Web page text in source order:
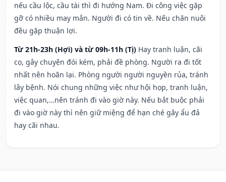
nếu cầu lộc, cầu tài thì đi hướng Nam. Đi công việc gặp
gỡ có nhiều may mắn. Người đi có tin về. Nếu chăn nuôi
đều gặp thuận lợi.
Từ 21h-23h (Hợi) và từ 09h-11h (Tị) Hay tranh luận, cãi
cọ, gây chuyện đói kém, phải đề phòng. Người ra đi tốt
nhất nên hoãn lại. Phòng người người nguyền rủa, tránh
lây bệnh. Nói chung những việc như hội họp, tranh luận,
việc quan,…nên tránh đi vào giờ này. Nếu bắt buộc phải
đi vào giờ này thì nên giữ miệng để hạn ché gây ẩu đả
hay cãi nhau.